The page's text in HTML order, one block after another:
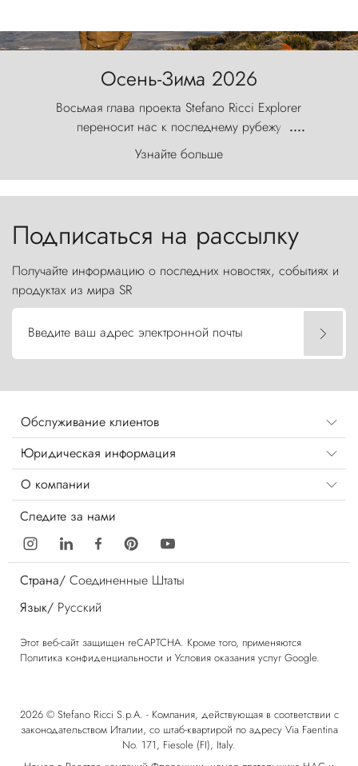
Осень-Зима 2026
Восьмая глава проекта Stefano Ricci Explorer
переносит нас к последнему рубежу
первозданного мира, где ветер с
первобытной яростью ваяет ландшафт, а пики
Торрес-дель-Пайне, словно каменные стражи,
....
Узнайте больше
Подписаться на рассылку
Получайте информацию о последних новостях, событиях и
продуктах из мира SR
Введите ваш адрес электронной почты
Обслуживание клиентов
Юридическая информация
О компании
Следите за нами
Страна/ Соединенные Штаты
Язык/ Русский
Этот веб-сайт защищен reCAPTCHA. Кроме того, применяются
Политика конфиденциальности и Условия оказания услуг Google.
2026 © Stefano Ricci S.p.A. - Компания, действующая в соответствии с
законодательством Италии, со штаб-квартирой по адресу Via Faentina
No. 171, Fiesole (FI), Italy.